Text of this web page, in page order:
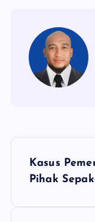
NKasus
Pihak